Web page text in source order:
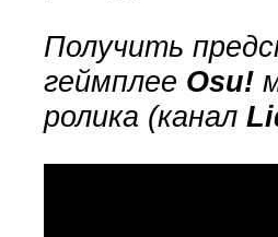
Получить
геймплее Osu!
ролика (канал